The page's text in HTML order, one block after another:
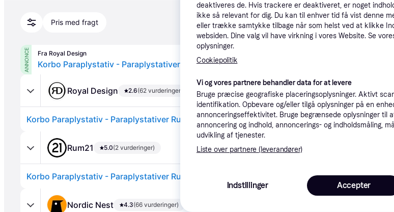
Pris med fragt
ANNONCE Fra Royal Design
Korbo Paraplystativ - Paraplystativer Rustfrit stål - 35040.
Royal Design 2.6(62 vurderinger)
Korbo Paraplystativ - Paraplystativer Rustfrit stål - 35040. Laveste pris·Fri
Rum21 5.0(2 vurderinger)
Korbo Paraplystativ - Paraplystativer Rustfrit stål - 35040. Laveste pris·Fri
Nordic Nest 4.3(66 vurderinger)
deaktiveres de. Hvis trackere er deaktiveret, er noget
ikke så relevant for dig. Du kan til enhver tid få vist denne
eller trække samtykke tilbage når som helst ved at klikke
websiden. Dine valg vil have virkning i vores Website. Se
oplysninger.
Cookiepolitik
Vi og vores partnere behandler data for at levere
Bruge præcise geografiske placeringsoplysninger. Aktivt
identifikation. Opbevare og/eller tilgå oplysninger på en
annonceringseffektivitet. Bruge begrænsede oplysninger til
annoncering og indhold, annoncerings- og indholdsmåling,
udvikling af tjenester.
Liste over partnere (leverandører)
Indstillinger Accepter